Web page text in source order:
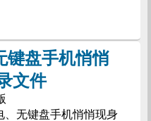
键盘手机悄悄
文件
、无键盘手机悄悄现身